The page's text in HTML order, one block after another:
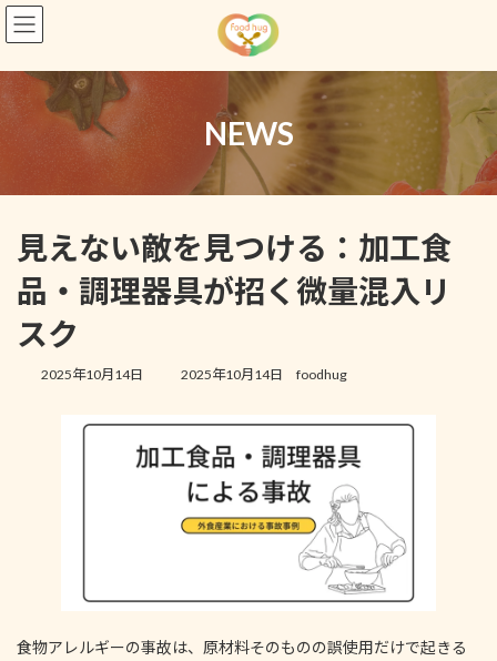
コ
ン
ン
ツ
へ
ナ
ビ
ー
シ
ョ
NEWS
見えない敵を見つける：加工食
品・調理器具が招く微量混入リ
スク
2025年10月14日
最
日
時
2025年10月14日 foodhug
食物アレルギーの事故は、原材料そのものの誤使用だけで起きる